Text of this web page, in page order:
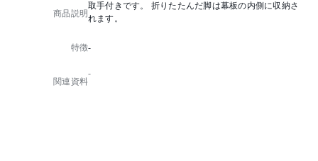
商品説明
取手付きです。 折りたたんだ脚は幕板の内側に収納さ
れます。
特徴-
関連資料
-